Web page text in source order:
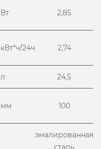
Вт 2,85
кВт*ч/24ч 2,74
л 24,5
мм 100
эмалированная
сталь